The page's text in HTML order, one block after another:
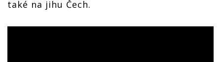
také na jihu Čech.